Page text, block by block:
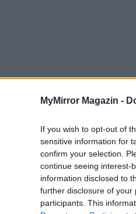
MyMirror Magazin -
If you wish to opt-out of
sensitive information for
confirm your selection.
continue seeing interest-
information disclosed to
further disclosure of your
participants. This